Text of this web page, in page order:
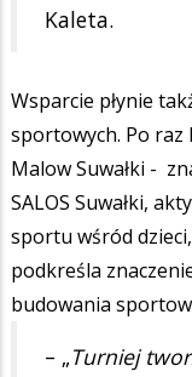
Kaleta.
Wsparcie płynie
sportowych. Po
Malow Suwałki -
SALOS Suwałki,
sportu wśród
podkreśla
budowania
– „Turniej